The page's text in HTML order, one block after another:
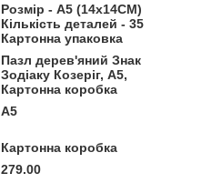
Розмір - A5 (14х14СМ)
Кількість деталей - 35
Картонна упаковка
Пазл дерев'яний Знак
Зодіаку Козеріг, А5,
Картонна коробка
А5
Картонна коробка
279.00